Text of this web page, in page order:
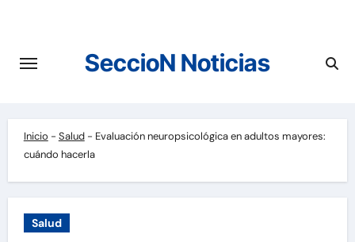
contenido
SeccioN Noticias
Inicio - Salud- Evaluación neuropsicológica en adultos mayores:
cuándo hacerla
Salud